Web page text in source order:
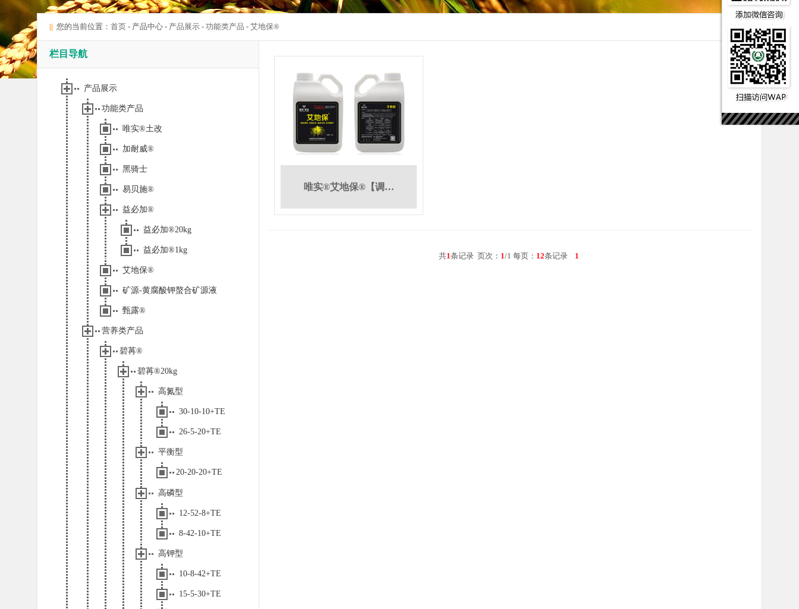
|| 您的当前位置： 首页 - 产品中心 - 产品展示 - 功能类产品 - 艾地保®
栏目导航
产品展示
功能类产品
唯实®土改
加耐威®
黑骑士
易贝施®
益必加®
益必加®20kg
益必加®1kg
艾地保®
矿源-黄腐酸钾螯合矿源液
甄露®
营养类产品
碧苒®
碧苒®20kg
高氮型
30-10-10+TE
26-5-20+TE
平衡型
20-20-20+TE
高磷型
12-52-8+TE
8-42-10+TE
高钾型
10-8-42+TE
15-5-30+TE
唯实®艾地保®【调…
共1条记录 页次： 1/1 每页： 12条记录 1